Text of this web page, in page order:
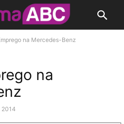
na Mercedes-Benz
na
2014